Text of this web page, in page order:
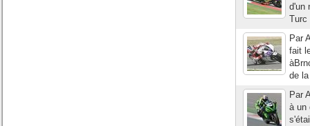
d'un
Turc
Par
fait
de
Par
à un